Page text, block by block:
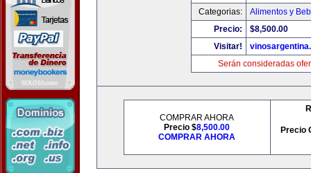
Categorias:
Alimentos y
Precio:
$8,500.00
Visitar!
Serán consideradas
COMPRAR AHORA
Precio $8,500.00
COMPRAR AHORA
Precio